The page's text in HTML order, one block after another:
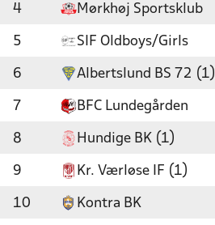
4 Mørkhøj Sportsklub
5 SIF Oldboys/Girls
6 Albertslund BS 72 (1)
7 BFC Lundegården
8 Hundige BK (1)
9 Kr. Værløse IF (1)
10 Kontra BK